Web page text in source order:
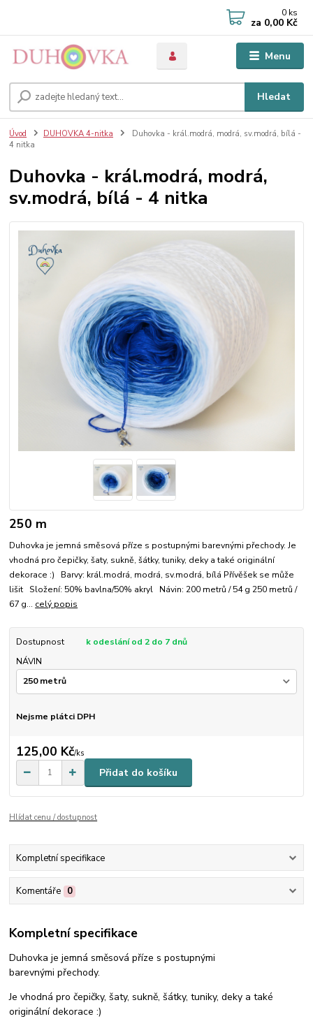
Menu
Hledat
0 ks
za 0,00 Kč
Úvod DUHOVKA 4-nitka
Duhovka - král.modrá, modrá, sv.modrá, bílá -
4 nitka
Duhovka - král.modrá, modrá,
sv.modrá, bílá - 4 nitka
250 m
Duhovka je jemná směsová příze s postupnými barevnými přechody. Je
vhodná pro čepičky, šaty, sukně, šátky, tuniky, deky a také originální
dekorace :) Barvy: král.modrá, modrá, sv.modrá, bílá Přívěšek se může
lišit Složení: 50% bavlna/50% akryl Návin: 200 metrů / 54 g 250 metrů /
67 g... celý popis
Dostupnost
k odeslání od 2 do 7 dnů
NÁVIN
Nejsme plátci DPH
125,00 Kč/ks
Přidat do košíku
Hlídat cenu / dostupnost
Kompletní specifikace
Komentáře 0
Kompletní specifikace
Duhovka je jemná směsová příze s postupnými
barevnými přechody.
Je vhodná pro čepičky, šaty, sukně, šátky, tuniky, deky a také
originální dekorace :)